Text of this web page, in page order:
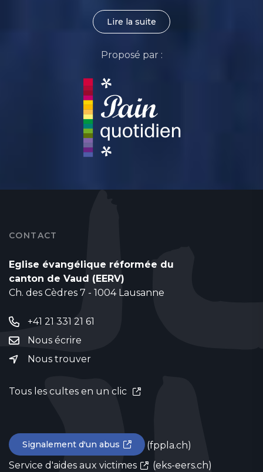
Lire la suite
Proposé par :
CONTACT
Eglise évangélique réformée du
canton de Vaud (EERV)
Ch. des Cèdres 7 - 1004 Lausanne
+41 21 331 21 61
Nous écrire
Nous trouver
Tous les cultes en un clic
Signalement d'un abus
(fppla.ch)
Service d'aides aux victimes
(eks-eers.ch)